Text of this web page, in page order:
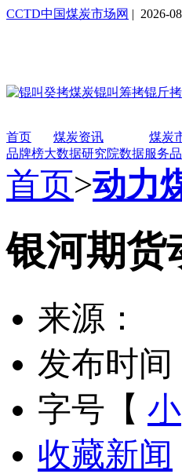
CCTD中国煤炭市场网 | 2026-
首页 煤炭资讯 煤炭
品牌榜大数据研究院数据服务
首页>动力
银河期货
来源：
发布时间
字号【 小
收藏新闻